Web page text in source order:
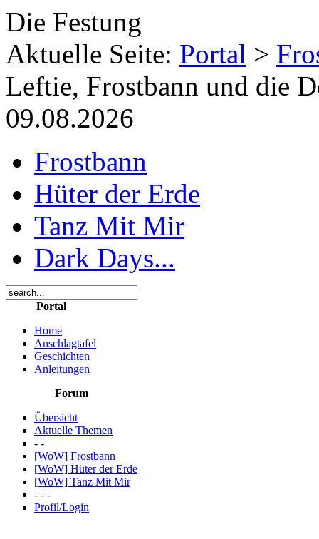
Die Festung
Aktuelle Seite: Portal >
Leftie, Frostbann und die
09.08.2026
Frostbann
Hüter der Erde
Tanz Mit Mir
Dark Days...
Portal
Home
Anschlagtafel
Geschichten
Anleitungen
Forum
Übersicht
Aktuelle Themen
- -
[WoW] Frostbann
[WoW] Hüter der Erde
[WoW] Tanz Mit Mir
- - -
Profil/Login